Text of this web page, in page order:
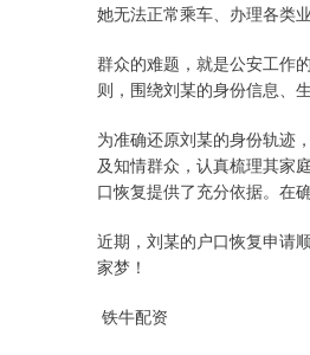
她无法正常乘车、办理各类
群众的难题，就是公安工作
则，围绕刘某的身份信息、
为准确还原刘某的身份轨迹
及知情群众，认真梳理其家
口恢复提供了充分依据。在
近期，刘某的户口恢复申请
家梦！
铁牛配资